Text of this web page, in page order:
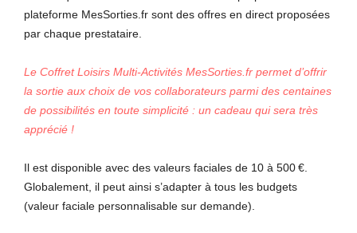
plateforme MesSorties.fr sont des offres en direct proposées
par chaque prestataire.
Le Coffret Loisirs Multi-Activités MesSorties.fr permet d’offrir
la sortie aux choix de vos collaborateurs parmi des centaines
de possibilités en toute simplicité : un cadeau qui sera très
apprécié !
Il est disponible avec des valeurs faciales de 10 à 500 €.
Globalement, il peut ainsi s’adapter à tous les budgets
(valeur faciale personnalisable sur demande).